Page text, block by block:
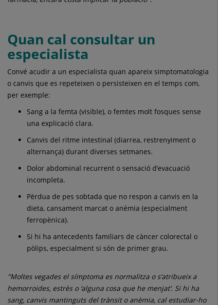
Quan cal consultar un
especialista
Convé acudir a un especialista quan apareix simptomatologia
o canvis que es repeteixen o persisteixen en el temps com,
per exemple:
Sang a la femta (visible), o femtes molt fosques sense
una explicació clara.
Canvis del ritme intestinal (diarrea, restrenyiment o
alternança) durant diverses setmanes.
Dolor abdominal recurrent o sensació d’evacuació
incompleta.
Pèrdua de pes sobtada que no respon a canvis en la
dieta, cansament marcat o anèmia (especialment
ferropènica).
Si hi ha antecedents familiars de càncer colorectal o
pòlips, especialment si són de primer grau.
"Moltes vegades el símptoma es normalitza o s’atribueix a
hemorroides, estrès o ‘alguna cosa que he menjat’. Si hi ha
sang, canvis mantinguts del trànsit o anèmia, cal estudiar-ho